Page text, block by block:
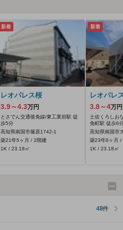
新着
レオパレス桜
3.9～4.3万円
とさでん交通後免線/東工業前駅 徒
歩5分
高知県南国市篠原1742‐1
築21年5ヶ月 / 2階建
1K / 23.18㎡
新着
レオパレ
3.8～4万円
土佐くろしお
免町駅 徒歩6
高知県南国市
築23年8ヶ月 /
1K / 23.18㎡
48件